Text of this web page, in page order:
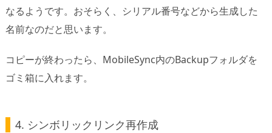
なるようです。おそらく、シリアル番号などから生成した
名前なのだと思います。
コピーが終わったら、MobileSync内のBackupフォルダを
ゴミ箱に入れます。
4. シンボリックリンク再作成